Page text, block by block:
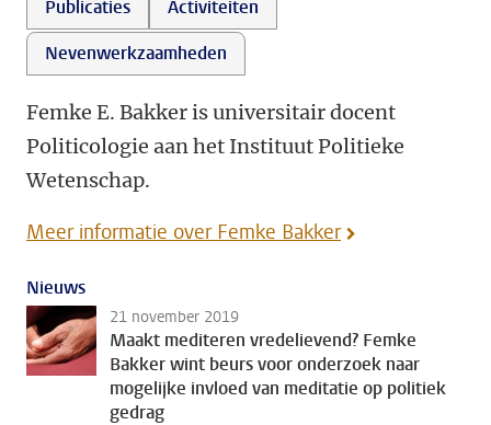
Publicaties
Activiteiten
Nevenwerkzaamheden
Femke E. Bakker is universitair docent
Politicologie aan het Instituut Politieke
Wetenschap.
Meer informatie over Femke Bakker
Nieuws
21 november 2019
Maakt mediteren vredelievend? Femke
Bakker wint beurs voor onderzoek naar
mogelijke invloed van meditatie op politiek
gedrag